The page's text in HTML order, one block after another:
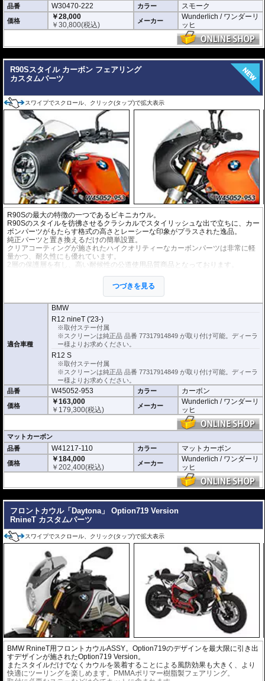
品番
W30470-222 カラー スモーク
価格
￥28,000
￥30,800(税込) メーカー
Wunderlich / ワンダーリ
ッヒ
R90Sスタイル カーボン フェアリング
カスタムパーツ
スワイプでスクロール、クリック(タップ)で拡大表示
R90Sの最大の特徴の一つであるビキニカウル。
R90Sのスタイルを彷彿させるクラシカルでスタイリッシュな出で立ちに、カー
ボンパーツがもたらす格式の高さとレーシーな印象がプラスされた逸品。
純正パーツと置き換えるだけの簡単設置。
クリアコーティングが施されたハイクオリティーなカーボンパーツは非常に軽
量かつ、耐久性にも優れています。
2層の保護層を有し、高い耐候性の公道使用品質商品となっております。
シルクマット加工を施すことでグロスカーボンのレーシーなイメージとは異な
り、上品で落ち着いた高級感のある仕上がりを実現。
つづきを見る
適合車種
BMW
R12 nineT ('23-)
※取付ステー付属
※スクリーンは純正品 品番 77317914849 が取り付け可能。ディーラ
ー様よりお求めください。
R12 S
※取付ステー付属
※スクリーンは純正品 品番 77317914849 が取り付け可能。ディーラ
ー様よりお求めください。
品番
W45052-953 カラー カーボン
価格
￥163,000
￥ 179,300(税込) メーカー
Wunderlich / ワンダーリ
ッヒ
マットカーボン
品番
W41217-110 カラー マットカーボン
価格
￥184,000
￥202,400(税込) メーカー
Wunderlich / ワンダーリ
ッヒ
フロントカウル「Daytona」 Option719 Version
RnineT カスタムパーツ
スワイプでスクロール、クリック(タップ)で拡大表示
BMW RnineT用フロントカウルASSY。Option719のデザインを最大限に引き出
すデザインが施されたOption719 Version。
またスタイルだけでなくカウルを装着することによる風防効果も大きく、より
快適にツーリングを楽しめます。PMMAポリマー樹脂製フェアリング。